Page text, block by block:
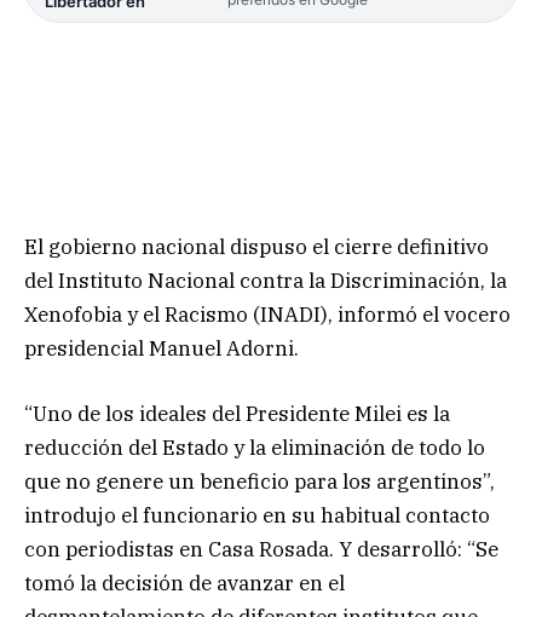
El gobierno nacional dispuso el cierre definitivo
del Instituto Nacional contra la Discriminación, la
Xenofobia y el Racismo (INADI), informó el vocero
presidencial Manuel Adorni.
“Uno de los ideales del Presidente Milei es la
reducción del Estado y la eliminación de todo lo
que no genere un beneficio para los argentinos”,
introdujo el funcionario en su habitual contacto
con periodistas en Casa Rosada. Y desarrolló: “Se
tomó la decisión de avanzar en el